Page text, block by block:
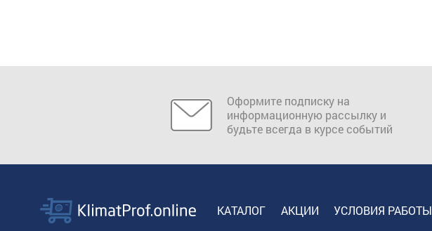
Оформите подписку на
информационную рассылку и
будьте всегда в курсе событий
КАТАЛОГ АКЦИИ УСЛОВИЯ РАБОТЫ